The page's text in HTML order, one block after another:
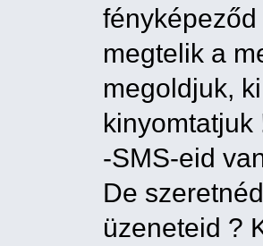
megtelik a
megoldjuk,
kinyomtatjuk
-SMS-eid
De
üzeneteid ?